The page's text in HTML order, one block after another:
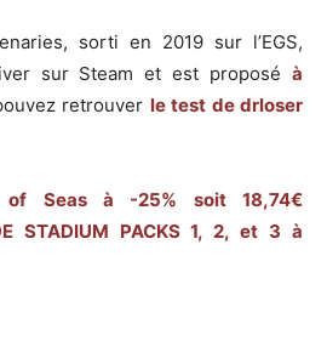
sorti en 2019 sur l’EGS,
sur Steam et est proposé à
retrouver le test de drloser
of Seas à -25% soit 18,74€
STADIUM PACKS 1, 2, et 3 à